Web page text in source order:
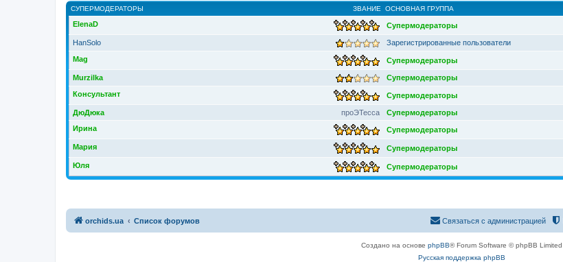
ЗВАНИЕ
СУПЕРМОДЕРАТОРЫ ОСНОВНАЯ ГРУППА
ElenaD Супермодераторы
HanSolo Зарегистрированные пользователи
Mag
Супермодераторы
Murzilka Супермодераторы
Консультант
Супермодераторы
проЭТесса
ДюДюка Супермодераторы
Ирина
Супермодераторы
Мария Супермодераторы
Юля Супермодераторы
orchids.ua Список форумов Связаться с администрацией
Создано на основе phpBB® Forum Software © phpBB Limited
Русская поддержка phpBB